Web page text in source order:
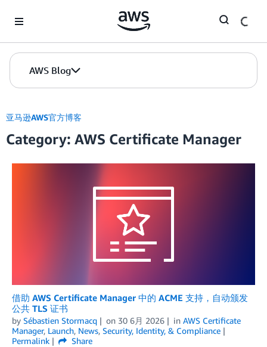
AWS Blog
亚马逊AWS官方博客
Category: AWS Certificate Manager
借助 AWS Certificate Manager 中的 ACME 支持，自动颁发
公共 TLS 证书
by Sébastien Stormacq on 30 6月 2026 in AWS Certificate
Manager, Launch, News, Security, Identity, & Compliance
Permalink
Share